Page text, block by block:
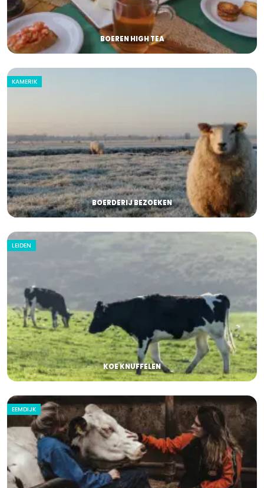
BOEREN HIGH TEA
KAMERIK
BOERDERIJ BEZOEKEN
LEIDEN
KOE KNUFFELEN
EEMDIJK